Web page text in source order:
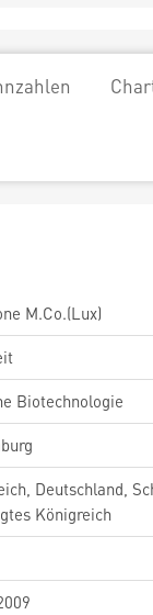
M.Co.(Lux)
Biotechnologie
Deutschland,
Königreich